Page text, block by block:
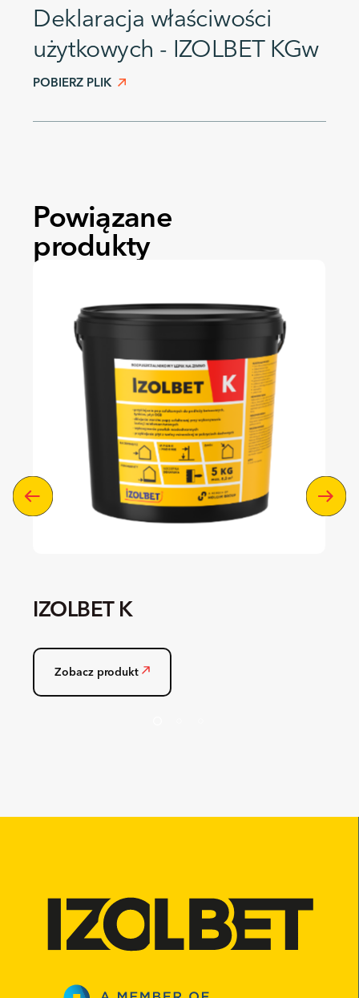
Deklaracja właściwości
użytkowych - IZOLBET KGw
POBIERZ PLIK
Powiązane
produkty
IZOLBET K
Zobacz produkt